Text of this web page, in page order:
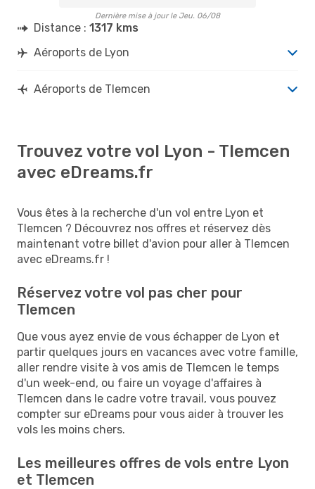
Dernière mise à jour le Jeu. 06/08
Distance : 1317 kms
Aéroports de Lyon
Aéroports de Tlemcen
Trouvez votre vol Lyon - Tlemcen
avec eDreams.fr
Vous êtes à la recherche d'un vol entre Lyon et
Tlemcen ? Découvrez nos offres et réservez dès
maintenant votre billet d'avion pour aller à Tlemcen
avec eDreams.fr !
Réservez votre vol pas cher pour
Tlemcen
Que vous ayez envie de vous échapper de Lyon et
partir quelques jours en vacances avec votre famille,
aller rendre visite à vos amis de Tlemcen le temps
d'un week-end, ou faire un voyage d'affaires à
Tlemcen dans le cadre votre travail, vous pouvez
compter sur eDreams pour vous aider à trouver les
vols les moins chers.
Les meilleures offres de vols entre Lyon
et Tlemcen